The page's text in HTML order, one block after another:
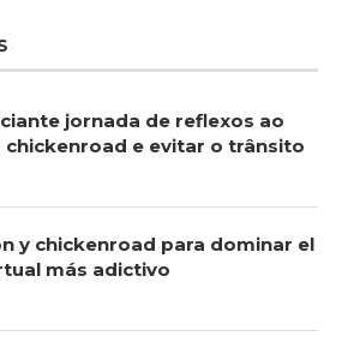
jornada de reflexos ao
chickenroad e evitar o trânsito
y chickenroad para dominar el
más adictivo